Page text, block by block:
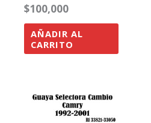
$100,000
AÑADIR AL
CARRITO